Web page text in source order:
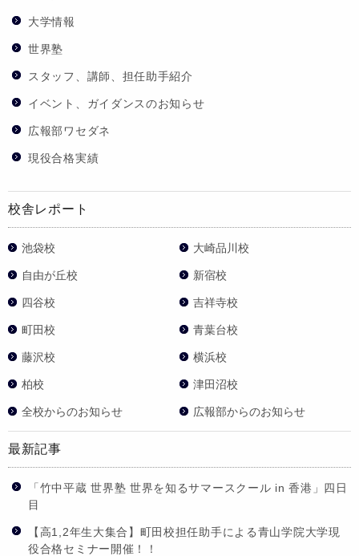
大学情報
世界塾
スタッフ、講師、担任助手紹介
イベント、ガイダンスのお知らせ
広報部ワセダネ
現役合格実績
校舎レポート
池袋校 大崎品川校
自由が丘校 新宿校
四谷校 吉祥寺校
町田校 青葉台校
藤沢校 横浜校
柏校 津田沼校
全校からのお知らせ 広報部からのお知らせ
最新記事
「竹中平蔵 世界塾 世界を知るサマースクール in 香港」四日
目
【高1,2年生大集合】町田校担任助手による青山学院大学現
役合格セミナー開催！！